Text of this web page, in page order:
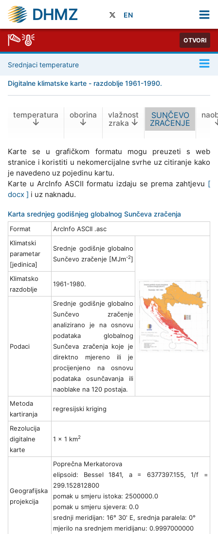
DHMZ EN
OTVORI
Srednjaci temperature
Digitalne klimatske karte - razdoblje 1961-1990.
temperatura oborina
vlažnost
zraka
SUNČEVO
ZRAČENJE
Karte se u grafičkom formatu mogu preuzeti s web
stranice i koristiti u nekomercijalne svrhe uz citiranje kako
je navedeno uz pojedinu kartu.
Karte u ArcInfo ASCII formatu izdaju se prema zahtjevu [
docx ] i uz naknadu.
Karta srednjeg godišnjeg globalnog Sunčeva zračenja
Format
ArcInfo ASCII .asc
Klimatski
parametar
[jedinica]
Srednje godišnje globalno
Sunčevo zračenje [MJm-2]
Klimatsko
razdoblje
1961-1980.
Podaci
Srednje godišnje globalno
Sunčevo zračenje
analizirano je na osnovu
podataka globalnog
Sunčeva zračenja koje je
direktno mjereno ili je
procijenjeno na osnovu
podataka osunčavanja ili
naoblake na 120 postaja.
Metoda
kartiranja
regresijski kriging
Rezolucija
digitalne
karte
1 x 1 km2
Geografijska
projekcija
Poprečna Merkatorova
elipsoid: Bessel 1841, a = 6377397.155, 1/f =
299.152812800
pomak u smjeru istoka: 2500000.0
pomak u smjeru sjevera: 0.0
srednji meridijan: 16° 30' E, srednja paralela: 0°
mjerilo na srednjem meridijanu: 0.9997000000